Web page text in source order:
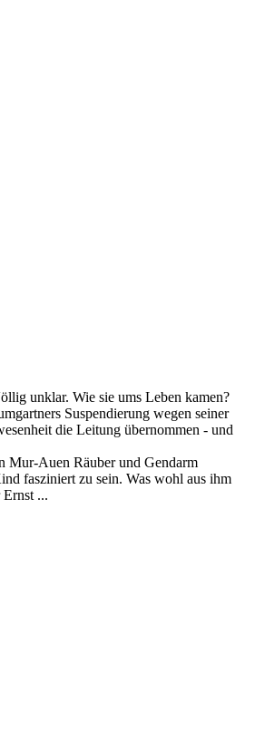
unklar. Wie sie ums Leben kamen?
Suspendierung wegen seiner
die Leitung übernommen - und
Mur-Auen Räuber und Gendarm
fasziniert zu sein. Was wohl aus ihm
...